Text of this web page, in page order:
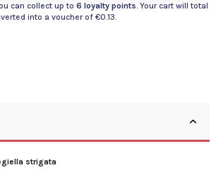
can collect up to 6 loyalty points. Your cart will total
into a voucher of €0.13.
strigata